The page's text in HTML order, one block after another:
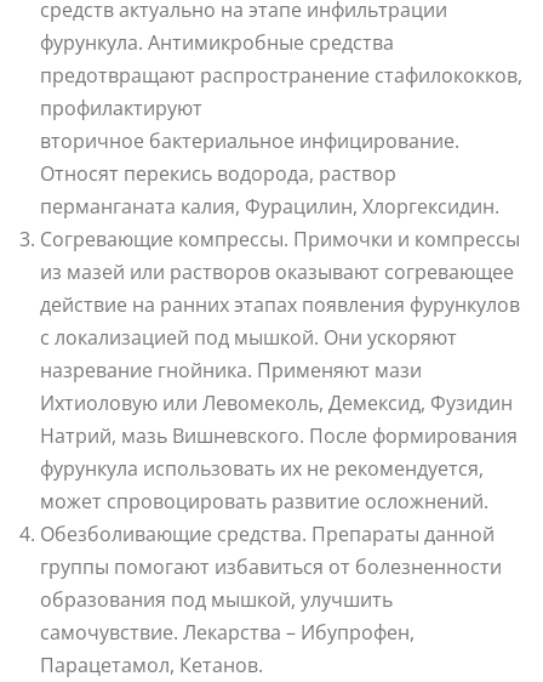
средств актуально на этапе инфильтрации
фурункула. Антимикробные средства
предотвращают распространение стафилококков,
профилактируют
вторичное бактериальное инфицирование.
Относят перекись водорода, раствор
перманганата калия, Фурацилин, Хлоргексидин.
Согревающие компрессы. Примочки и компрессы
из мазей или растворов оказывают согревающее
действие на ранних этапах появления фурункулов
с локализацией под мышкой. Они ускоряют
назревание гнойника. Применяют мази
Ихтиоловую или Левомеколь, Демексид, Фузидин
Натрий, мазь Вишневского. После формирования
фурункула использовать их не рекомендуется,
может спровоцировать развитие осложнений.
Обезболивающие средства. Препараты данной
группы помогают избавиться от болезненности
образования под мышкой, улучшить
самочувствие. Лекарства – Ибупрофен,
Парацетамол, Кетанов.